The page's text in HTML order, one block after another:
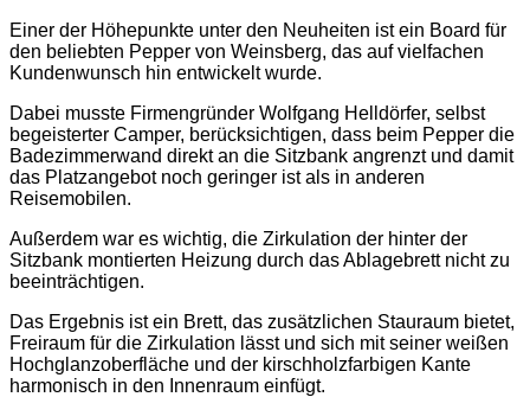
Einer der Höhepunkte unter den Neuheiten ist ein Board für
den beliebten Pepper von Weinsberg, das auf vielfachen
Kundenwunsch hin entwickelt wurde.
Dabei musste Firmengründer Wolfgang Helldörfer, selbst
begeisterter Camper, berücksichtigen, dass beim Pepper die
Badezimmerwand direkt an die Sitzbank angrenzt und damit
das Platzangebot noch geringer ist als in anderen
Reisemobilen.
Außerdem war es wichtig, die Zirkulation der hinter der
Sitzbank montierten Heizung durch das Ablagebrett nicht zu
beeinträchtigen.
Das Ergebnis ist ein Brett, das zusätzlichen Stauraum bietet,
Freiraum für die Zirkulation lässt und sich mit seiner weißen
Hochglanzoberfläche und der kirschholzfarbigen Kante
harmonisch in den Innenraum einfügt.